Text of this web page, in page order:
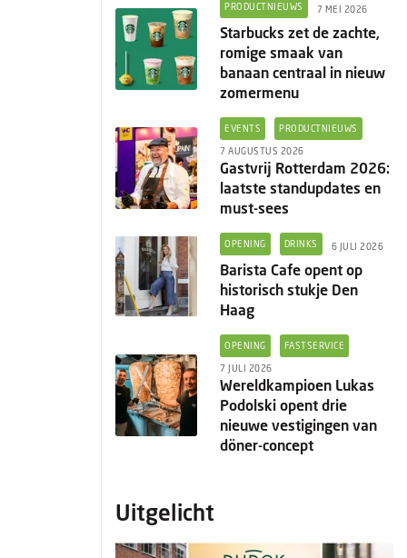
PRODUCTNIEUWS 7 MEI 2026
Starbucks zet de zachte,
romige smaak van
banaan centraal in nieuw
zomermenu
EVENTS PRODUCTNIEUWS
7 AUGUSTUS 2026
Gastvrij Rotterdam 2026:
laatste standupdates en
must-sees
OPENING DRINKS 6 JULI 2026
Barista Cafe opent op
historisch stukje Den
Haag
OPENING FASTSERVICE
7 JULI 2026
Wereldkampioen Lukas
Podolski opent drie
nieuwe vestigingen van
döner-concept
Uitgelicht